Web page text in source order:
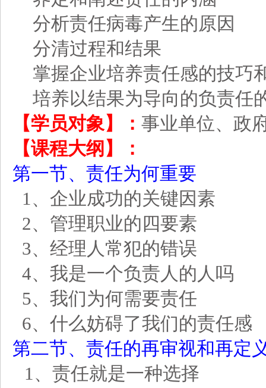
分析责任病毒产生的原因
分清过程和结果
掌握企业培养责任感的技巧
培养以结果为导向的负责任
【学员对象】： 事业单位、政
【课程大纲】：
第一节、责任为何重要
1、企业成功的关键因素
2、管理职业的四要素
3、经理人常犯的错误
4、我是一个负责人的人吗
5、我们为何需要责任
6、什么妨碍了我们的责任感
第二节、责任的再审视和再定
1、 责任就是一种选择